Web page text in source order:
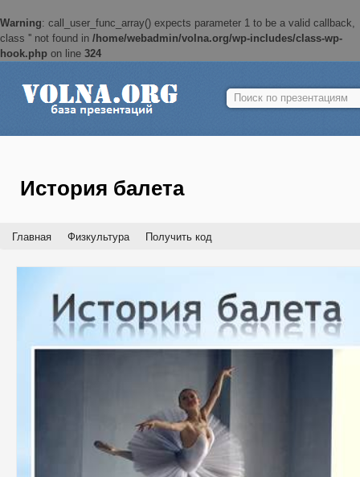
Warning: call_user_func_array() expects parameter 1 to be a valid callback,
class '' not found in /home/webadmin/volna.org/wp-includes/class-wp-
hook.php on line 324
Найти:
История балета
Главная Физкультура Получить код